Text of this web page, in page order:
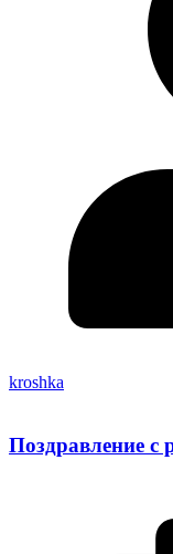
kroshka
Поздравление с